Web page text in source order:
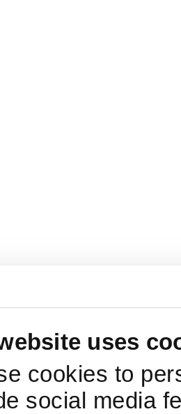
uses
cookies to
social media